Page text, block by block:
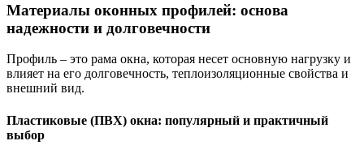
Материалы оконных профилей: основа
надежности и долговечности
Профиль – это рама окна, которая несет основную нагрузку и
влияет на его долговечность, теплоизоляционные свойства и
внешний вид.
Пластиковые (ПВХ) окна: популярный и практичный
выбор